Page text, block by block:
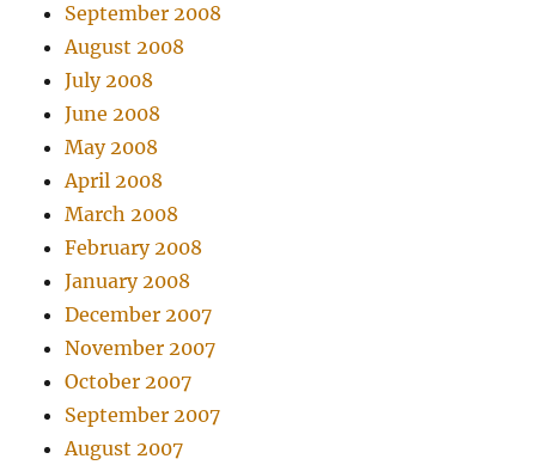
September 2008
August 2008
July 2008
June 2008
May 2008
April 2008
March 2008
February 2008
January 2008
December 2007
November 2007
October 2007
September 2007
August 2007